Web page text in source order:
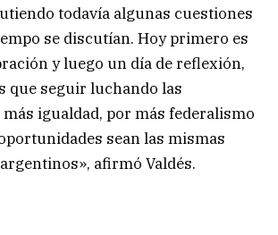
todavía algunas cuestiones
se discutían. Hoy primero es
y luego un día de reflexión,
que seguir luchando las
igualdad, por más federalismo
sean las mismas
afirmó Valdés.